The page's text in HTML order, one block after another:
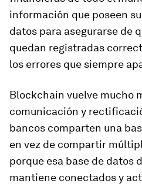
información que poseen
datos para asegurarse de
quedan registradas
los errores que siempre
Blockchain vuelve mucho
comunicación y
bancos comparten una
en vez de compartir
porque esa base de datos
mantiene conectados y